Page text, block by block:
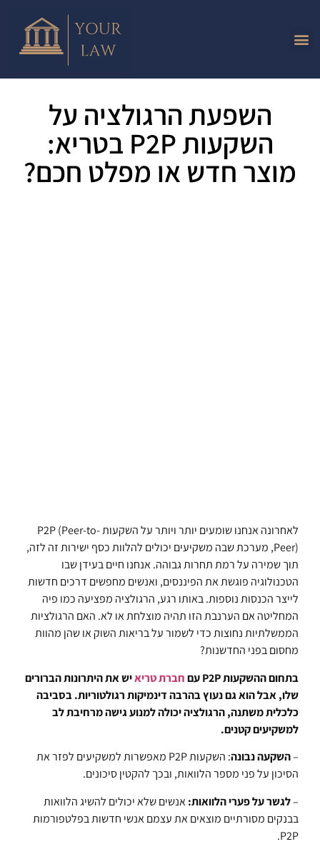
השפעת הרגולציה על
השקעות P2P בטריא:
מוצר חדש או מפלט חכם?
לאחרונה אנחנו שומעים יותר ויותר על השקעות P2P (Peer-to-
Peer), מערכת שבה משקיעים יכולים להלוות כסף ישירות זה לזה,
תוך שמירה על רמת תחרות גבוהה. אנחנו חיים בעידן שבו
הטכנולוגיה פוגשת את הפיננסים, ואנשים מחפשים דרכים חדשות
לייצר הכנסות נוספות. באותו רגע, הרגולציה מפציעה כמו פיה
המחליטה אם הערנבת הזו תהיה מוצלחת או לא. האם הרגולציות
הממשלתיות נחוצות כדי לשמור על בריאות השוק או שהן מהוות
מחסום בפני החדשנות?
בתחום ההשקעות P2P עם
חברת טריאיש את היתרונות הברורים
שלו, אבל הוא גם נעוץ בהרבה דינמיקות רגולטוריות. בסביבה
כלכלית משתנה, הרגולציה יכולה למנוע גישה מרחיבת לב
למשקיעים קטנים.
–השקעה נבונה
: השקעות P2P מאפשרות למשקיעים לפזר את
הסיכון על פני מספר הלוואות, ובכך להקטין סיכונים.
–לגשר על פערי הלוואות:אנשים שלא יכולים להשיג הלוואות
בבנקים מסורתיים מוצאים את עצמם אנשי חדשות בפלטפורמות
P2P.